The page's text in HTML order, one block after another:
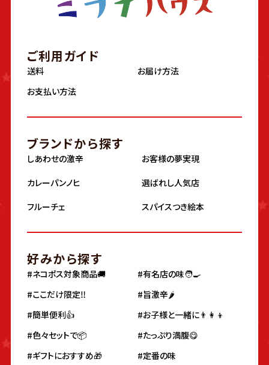
ご利用ガイド
送料
お届け方法
お支払い方法
ブランドから探す
しあわせの激辛
お客様の夢実現
カレーパンノヒ
選ばれし人気店
フルーチェ
スパイスつき絵本
好みから探す
#ネコポス対象商品🚚
#有名店の味🧑‍🍳
#ここだけ限定‼️
#旨激辛🌶
#簡単便利👍
#お子様と一緒に👨‍👩‍👦
#色々セットで📦
#たっぷり満腹😋
#ギフトにおすすめ🎁
#定番の味